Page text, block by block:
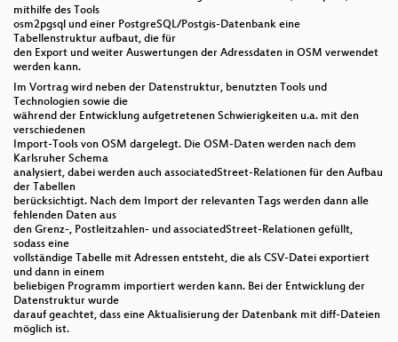
mithilfe des Tools
osm2pgsql und einer PostgreSQL/Postgis-Datenbank eine
Tabellenstruktur aufbaut, die für
den Export und weiter Auswertungen der Adressdaten in OSM verwendet
werden kann.
Im Vortrag wird neben der Datenstruktur, benutzten Tools und
Technologien sowie die
während der Entwicklung aufgetretenen Schwierigkeiten u.a. mit den
verschiedenen
Import-Tools von OSM dargelegt. Die OSM-Daten werden nach dem
Karlsruher Schema
analysiert, dabei werden auch associatedStreet-Relationen für den Aufbau
der Tabellen
berücksichtigt. Nach dem Import der relevanten Tags werden dann alle
fehlenden Daten aus
den Grenz-, Postleitzahlen- und associatedStreet-Relationen gefüllt,
sodass eine
vollständige Tabelle mit Adressen entsteht, die als CSV-Datei exportiert
und dann in einem
beliebigen Programm importiert werden kann. Bei der Entwicklung der
Datenstruktur wurde
darauf geachtet, dass eine Aktualisierung der Datenbank mit diff-Dateien
möglich ist.